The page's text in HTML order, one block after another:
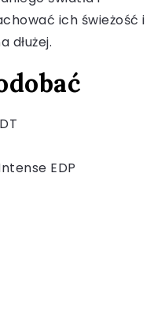
ich świeżość i
dłużej.
EDP